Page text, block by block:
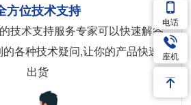
方位技术支持
技术支持服务专家可以快速解答
各种技术疑问,让你的产品快速
出货
电话
座机